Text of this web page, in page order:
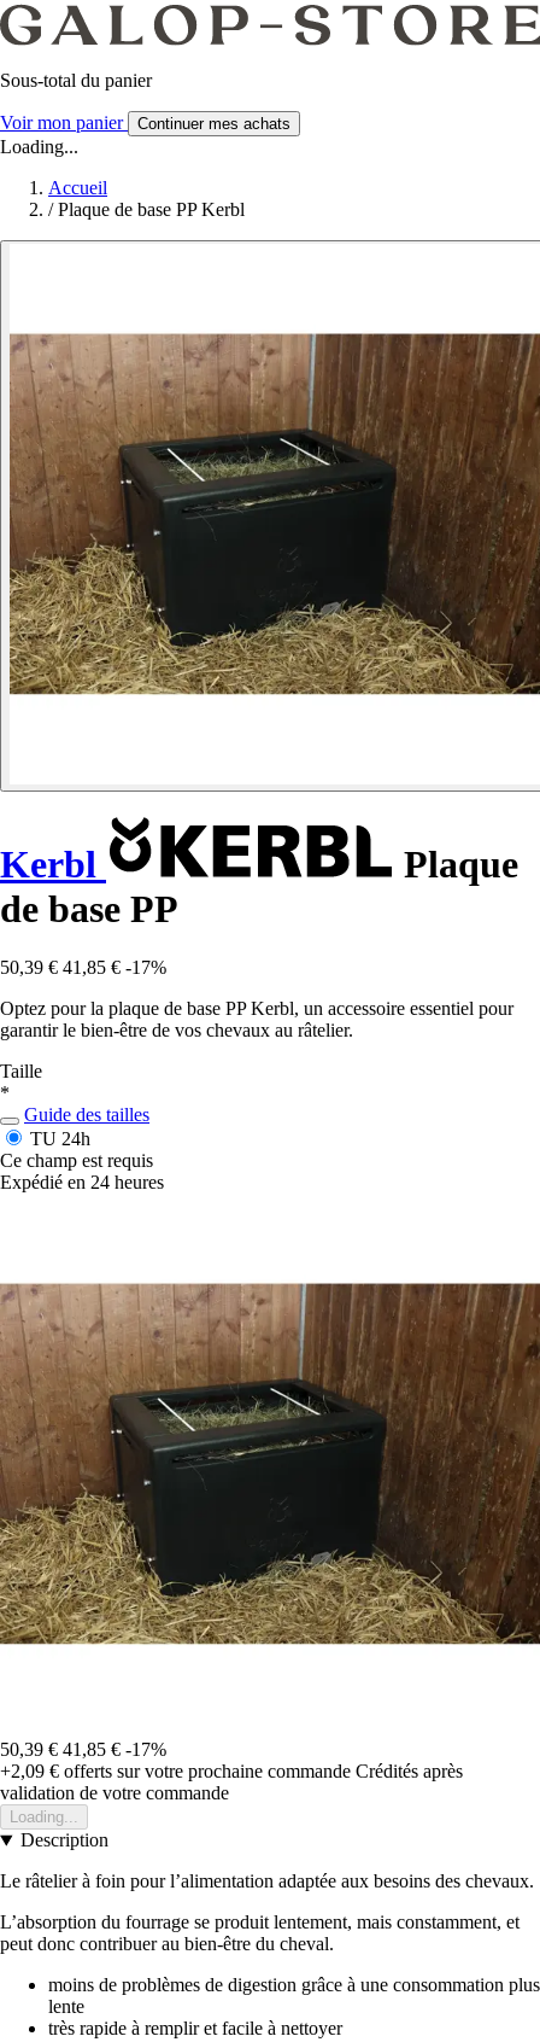
Sous-total du panier
Voir mon panier Continuer mes achats
Loading...
Accueil
/ Plaque de base PP Kerbl
Kerbl
Plaque
de base PP
50,39 € 41,85 € -17%
Optez pour la plaque de base PP Kerbl, un accessoire essentiel pour
garantir le bien-être de vos chevaux au râtelier.
Taille
*
Guide des tailles
TU 24h
Ce champ est requis
Expédié en 24 heures
50,39 € 41,85 € -17%
+2,09 € offerts sur votre prochaine commande Crédités après
validation de votre commande
Loading...
Description
Le râtelier à foin pour l’alimentation adaptée aux besoins des chevaux.
L’absorption du fourrage se produit lentement, mais constamment, et
peut donc contribuer au bien-être du cheval.
moins de problèmes de digestion grâce à une consommation plus
lente
très rapide à remplir et facile à nettoyer